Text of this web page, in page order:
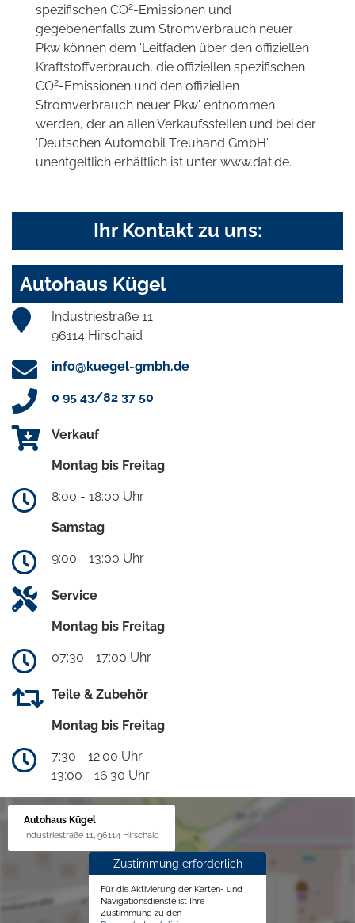
spezifischen CO2-Emissionen und
gegebenenfalls zum Stromverbrauch neuer
Pkw können dem 'Leitfaden über den offiziellen
Kraftstoffverbrauch, die offiziellen spezifischen
CO2-Emissionen und den offiziellen
Stromverbrauch neuer Pkw' entnommen
werden, der an allen Verkaufsstellen und bei der
'Deutschen Automobil Treuhand GmbH'
unentgeltlich erhältlich ist unter www.dat.de.
Ihr Kontakt zu uns:
Autohaus Kügel
Industriestraße 11
96114 Hirschaid
info@kuegel-gmbh.de
0 95 43/82 37 50
Verkauf
Montag bis Freitag
8:00 - 18:00 Uhr
Samstag
9:00 - 13:00 Uhr
Service
Montag bis Freitag
07:30 - 17:00 Uhr
Teile & Zubehör
Montag bis Freitag
7:30 - 12:00 Uhr
13:00 - 16:30 Uhr
Autohaus Kügel
Industriestraße 11, 96114 Hirschaid
Zustimmung erforderlich
Für die Aktivierung der Karten- und
Navigationsdienste ist Ihre
Zustimmung zu den